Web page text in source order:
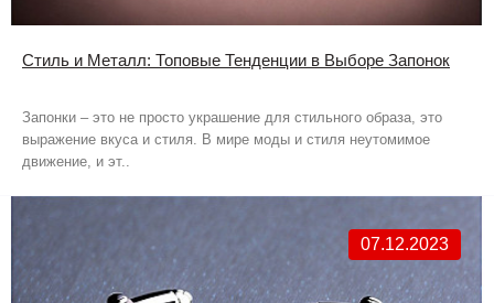
Стиль и Металл: Топовые Тенденции в Выборе Запонок
Запонки – это не просто украшение для стильного образа, это
выражение вкуса и стиля. В мире моды и стиля неутомимое
движение, и эт..
07.12.2023